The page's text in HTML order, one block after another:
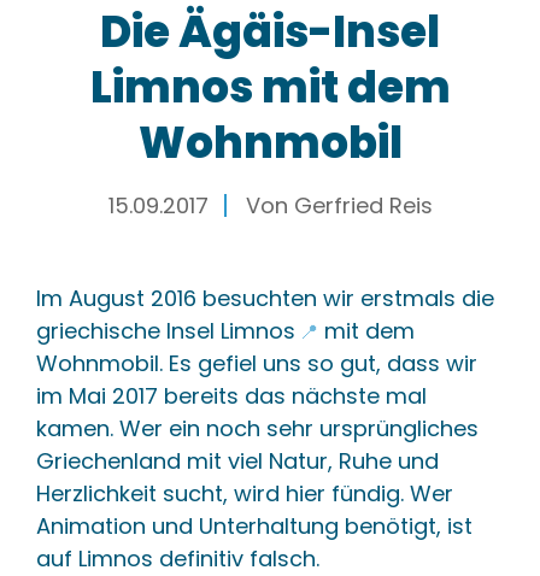
Die Ägäis-Insel
Limnos mit dem
Wohnmobil
15.09.2017 Von Gerfried Reis
Im August 2016 besuchten wir erstmals die
griechische Insel Limnos 📍 mit dem
Wohnmobil. Es gefiel uns so gut, dass wir
im Mai 2017 bereits das nächste mal
kamen. Wer ein noch sehr ursprüngliches
Griechenland mit viel Natur, Ruhe und
Herzlichkeit sucht, wird hier fündig. Wer
Animation und Unterhaltung benötigt, ist
auf Limnos definitiv falsch.